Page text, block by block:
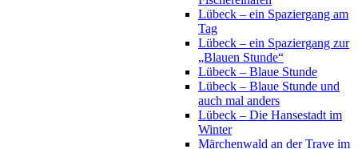
Lübeck – ein Spaziergang am
Tag
Lübeck – ein Spaziergang zur
„Blauen Stunde“
Lübeck – Blaue Stunde
Lübeck – Blaue Stunde und
auch mal anders
Lübeck – Die Hansestadt im
Winter
Märchenwald an der Trave im